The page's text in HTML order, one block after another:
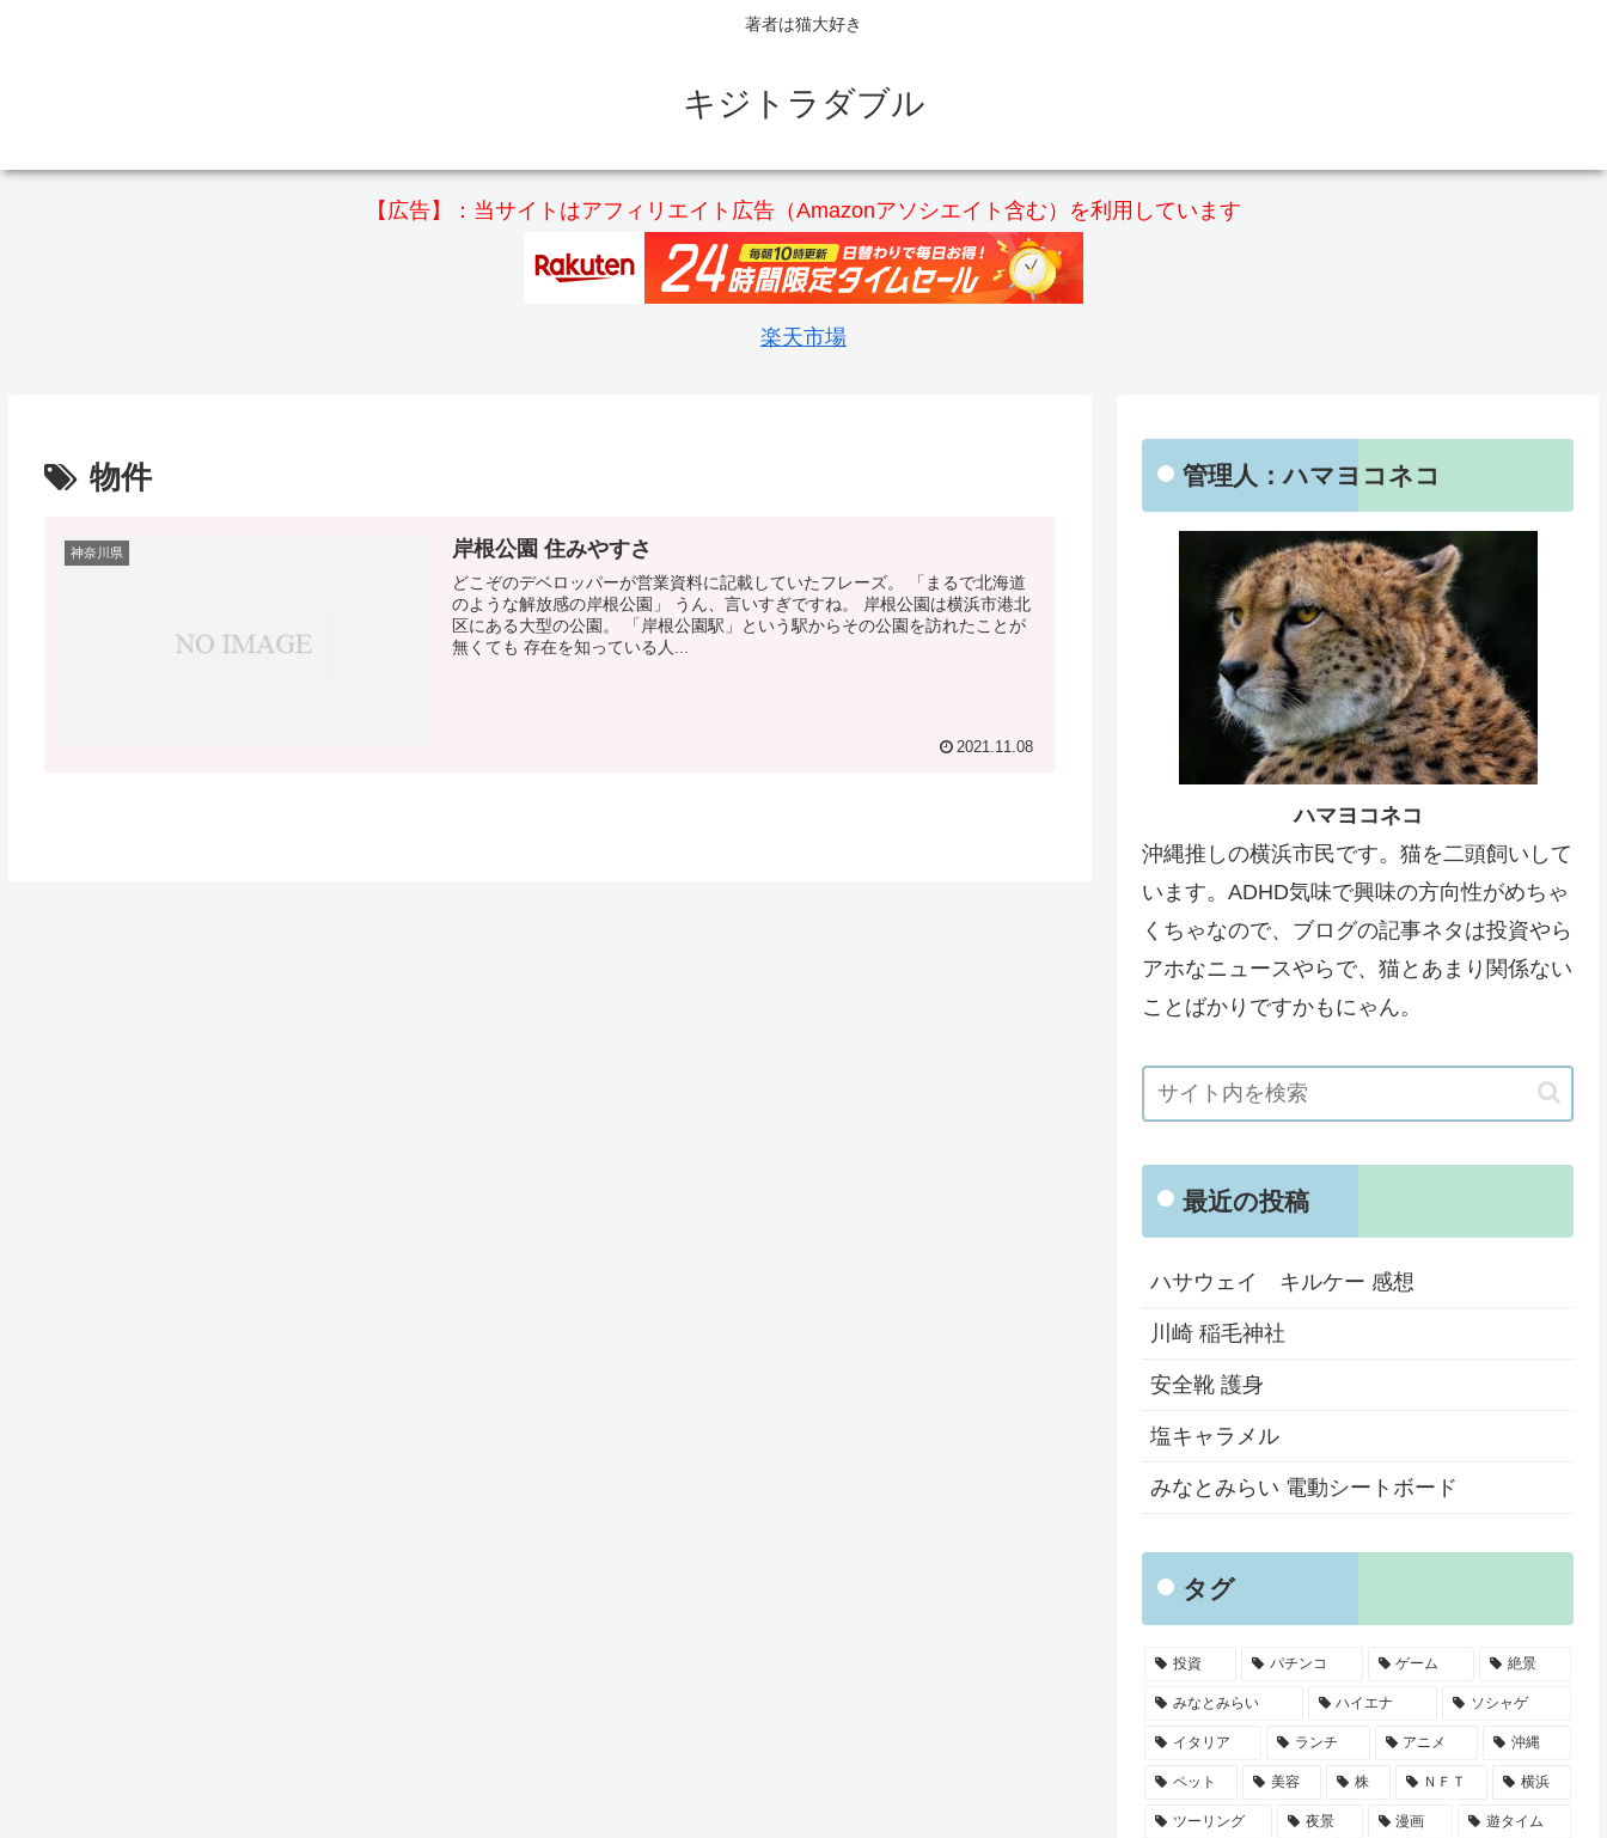
著者は猫大好き
キジトラダブル
【広告】：当サイトはアフィリエイト広告（Amazonアソシエイト含む）を利用しています
楽天市場
物件
神奈川県 岸根公園 住みやすさ
どこぞのデベロッパーが営業資料に記載していたフレーズ。 「まるで北海道
のような解放感の岸根公園」 うん、言いすぎですね。 岸根公園は横浜市港北
区にある大型の公園。 「岸根公園駅」という駅からその公園を訪れたことが
無くても 存在を知っている人...
2021.11.08
管理人：ハマヨコネコ
ハマヨコネコ
沖縄推しの横浜市民です。猫を二頭飼いして
います。ADHD気味で興味の方向性がめちゃ
くちゃなので、ブログの記事ネタは投資やら
アホなニュースやらで、猫とあまり関係ない
ことばかりですかもにゃん。
最近の投稿
ハサウェイ キルケー 感想
川崎 稲毛神社
安全靴 護身
塩キャラメル
みなとみらい 電動シートボード
タグ
投資 パチンコ ゲーム 絶景
みなとみらい ハイエナ ソシャゲ
イタリア ランチ アニメ 沖縄
ペット 美容 株 ＮＦＴ 横浜
ツーリング 夜景 漫画 遊タイム